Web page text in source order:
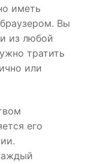
иметь
Вы
из любой
тратить
или
его